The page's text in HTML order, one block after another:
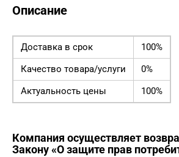
Описание
Доставка в срок
100%
Качество товара/услуги
0%
Актуальность цены
100%
Компания осуществляет
Закону «О защите прав